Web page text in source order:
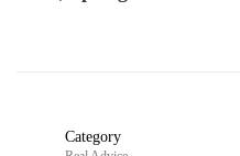
Category